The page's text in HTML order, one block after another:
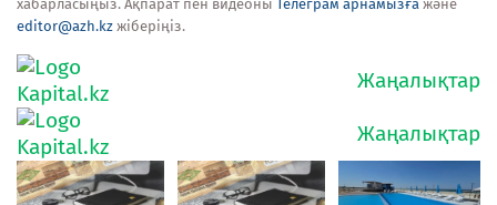
хабарласыңыз. Ақпарат пен видеоны Телеграм арнамызға және
editor@azh.kz жіберіңіз.